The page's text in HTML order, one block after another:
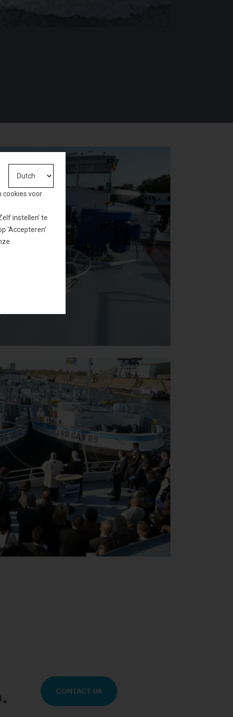
CONTACT US
cookies voor
instellen’ te
‘Accepteren’